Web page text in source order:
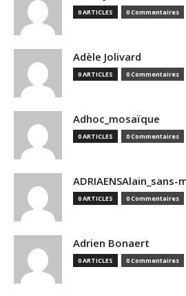
0 ARTICLES 0 Commentaires
Adèle Jolivard
0 ARTICLES 0 Commentaires
Adhoc_mosaïque
0 ARTICLES 0 Commentaires
ADRIAENSAlain_sans-
0 ARTICLES 0 Commentaires
Adrien Bonaert
0 ARTICLES 0 Commentaires